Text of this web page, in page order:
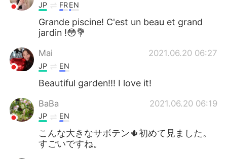
JP FREN
Grande piscine! C'est un beau et grand
jardin !😳💐
Mai 2021.06.20 06:27
JP EN
Beautiful garden!!! I love it!
BaBa 2021.06.20 06:19
JP EN
こんな大きなサボテン🌵初めて見ました。
すごいですね。